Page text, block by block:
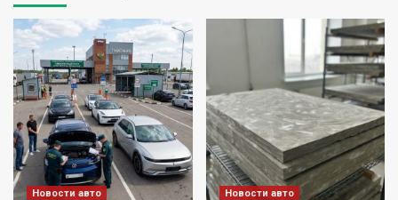
Новости авто Новости авто